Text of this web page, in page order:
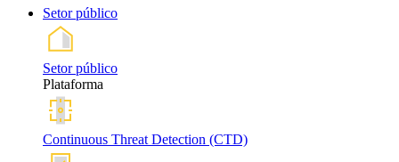
Setor público
Setor público
Plataforma
Continuous Threat Detection (CTD)